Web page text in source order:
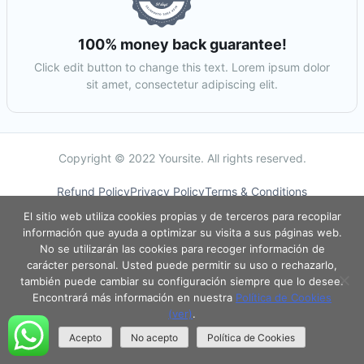
100% money back guarantee!
Click edit button to change this text. Lorem ipsum dolor
sit amet, consectetur adipiscing elit.
Copyright © 2022 Yoursite. All rights reserved.
Refund PolicyPrivacy PolicyTerms & Conditions
El sitio web utiliza cookies propias y de terceros para recopilar
información que ayuda a optimizar su visita a sus páginas web.
No se utilizarán las cookies para recoger información de
carácter personal. Usted puede permitir su uso o rechazarlo,
también puede cambiar su configuración siempre que lo desee.
Encontrará más información en nuestra Política de Cookies
(ver).
Acepto No acepto Política de Cookies